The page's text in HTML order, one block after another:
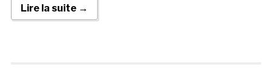
Lire la suite →